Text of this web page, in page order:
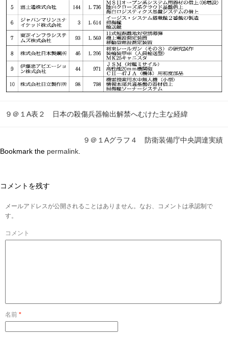
９＠１A表２ 日本の殺傷兵器輸出解禁へむけた主な経緯
９＠１Aグラフ４ 防衛装備庁中央調達実績
Bookmark the permalink
コメントを残す
メールアドレスが公開されることはありません。なお、コメントは承認制で
す。
コメント
名前 *